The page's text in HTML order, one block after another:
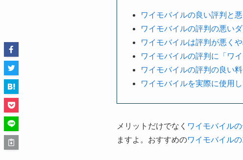
ワイモバイルの良い評判と
ワイモバイルの評判の悪い
ワイモバイルは評判が悪く
ワイモバイルの評判に「ワ
ワイモバイルの評判の良い
ワイモバイルを実際に使用
メリットだけでなく ワイモバイル
ますよ。おすすめのワイモバイル